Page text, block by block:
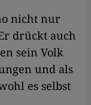
nicht nur
drückt auch
sein Volk
und als
es selbst